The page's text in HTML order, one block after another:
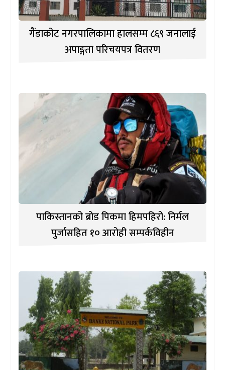
गैंडाकोट नगरपालिकामा हालसम्म ८६९ जनालाई
अपाङ्गता परिचयपत्र वितरण
पाकिस्तानको ब्रोड पिकमा हिमपहिरो: निर्मल
पुर्जासहित १० आरोही सम्पर्कविहीन